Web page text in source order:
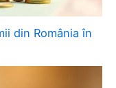
din România în